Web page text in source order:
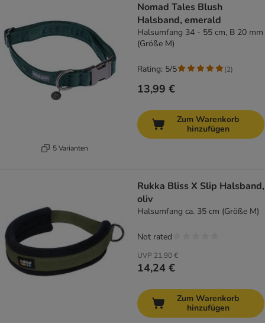
5 Varianten
Nomad Tales Blush
Halsband, emerald
Halsumfang 34 - 55 cm, B 20 mm
(Größe M)
13,99 €
Rating: 5/5 (2)
Zum Warenkorb
hinzufügen
Rukka Bliss X Slip Halsband,
oliv
Halsumfang ca. 35 cm (Größe M)
UVP 21,90 €
14,24 €
Not rated
Zum Warenkorb
hinzufügen